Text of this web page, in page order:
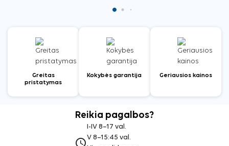
Greitas
pristatymas
Kokybės garantija Geriausios kainos
Reikia pagalbos?
access_time
I-IV 8–17 val.
V 8–15:45 val.